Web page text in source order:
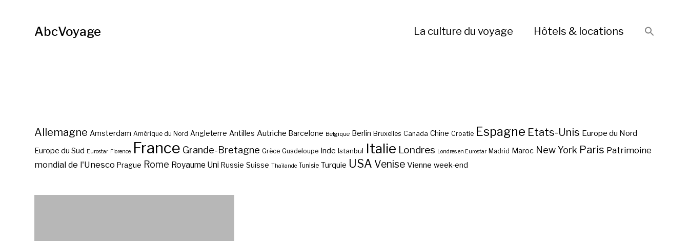
AbcVoyage La culture du voyage Hôtels & locations
Allemagne Amsterdam Amérique du Nord Angleterre Antilles Autriche Barcelone Belgique Berlin Bruxelles Canada Chine Croatie Espagne Etats-Unis Europe du Nord
Europe du Sud Eurostar Florence France Grande-Bretagne Grèce Guadeloupe Inde Istanbul Italie Londres Londres en Eurostar Madrid Maroc New York Paris Patrimoine
mondial de l'Unesco Prague Rome Royaume Uni Russie Suisse Thaïlande Tunisie Turquie USA Venise Vienne week-end